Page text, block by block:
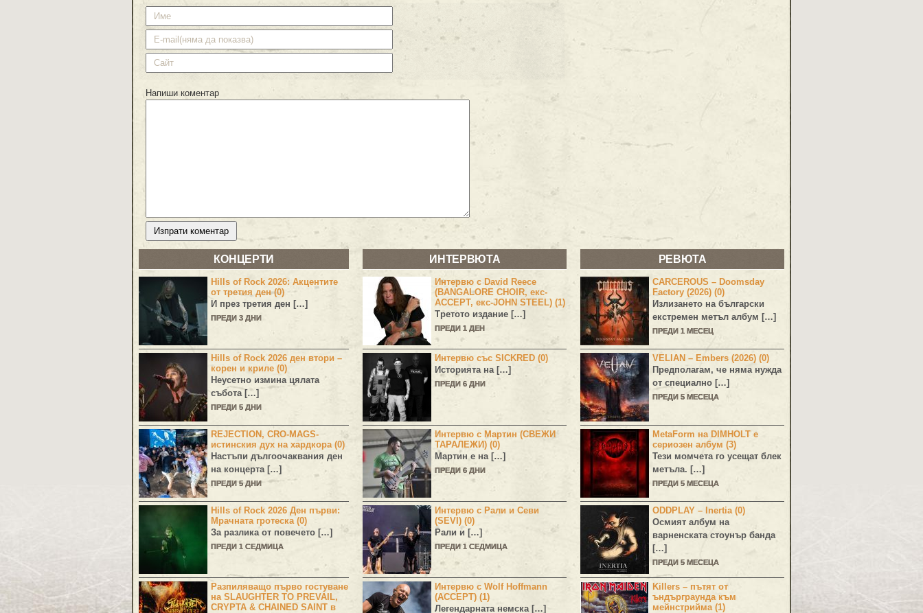
Напиши коментар
КОНЦЕРТИ
Hills of Rock 2026: Акцентите
от третия ден (0)
И през третия ден […]
ПРЕДИ 3 ДНИ
Hills of Rock 2026 ден втори –
корен и криле (0)
Неусетно измина цялата
събота […]
ПРЕДИ 5 ДНИ
REJECTION, CRO-MAGS-
истинския дух на хардкора (0)
Настъпи дългоочаквания ден
на концерта […]
ПРЕДИ 5 ДНИ
Hills of Rock 2026 Ден първи:
Мрачната гротеска (0)
За разлика от повечето […]
ПРЕДИ 1 СЕДМИЦА
Разпиляващо първо гостуване
на SLAUGHTER TO PREVAIL,
CRYPTA & CHAINED SAINT в
ИНТЕРВЮТА
Интервю с David Reece
(BANGALORE CHOIR, екс-
ACCEPT, екс-JOHN STEEL) (1)
Третото издание […]
ПРЕДИ 1 ДЕН
Интервю със SICKRED (0)
Историята на […]
ПРЕДИ 6 ДНИ
Интервю с Мартин (СВЕЖИ
ТАРАЛЕЖИ) (0)
Мартин е на […]
ПРЕДИ 6 ДНИ
Интервю с Рали и Севи
(SEVI) (0)
Рали и […]
ПРЕДИ 1 СЕДМИЦА
Интервю с Wolf Hoffmann
(ACCEPT) (1)
Легендарната немска […]
РЕВЮТА
CARCEROUS – Doomsday
Factory (2026) (0)
Излизането на български
екстремен метъл албум […]
ПРЕДИ 1 МЕСЕЦ
VELIAN – Embers (2026) (0)
Предполагам, че няма нужда
от специално […]
ПРЕДИ 5 МЕСЕЦА
MetaForm на DIMHOLT е
сериозен албум (3)
Тези момчета го усещат блек
метъла. […]
ПРЕДИ 5 МЕСЕЦА
ODDPLAY – Inertia (0)
Осмият албум на
варненската стоунър банда
[…]
ПРЕДИ 5 МЕСЕЦА
Killers – пътят от
ъндърграунда към
мейнстрийма (1)